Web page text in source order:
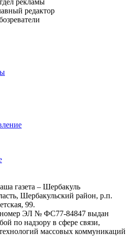
редактор
газета – Шербакуль
Шербакульский район, р.п.
99.
ЭЛ № ФС77-84847 выдан
по надзору в сфере связи,
массовых коммуникаций